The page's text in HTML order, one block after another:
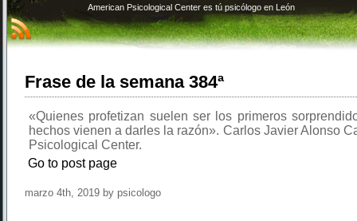
American Psicological Center es tú psicólogo en León
Frase de la semana 384ª
«Quienes profetizan suelen ser los primeros
hechos vienen a darles la razón». Carlos Javier Alonso
Psicological Center.
Go to post page
marzo 4th, 2019 by psicologo